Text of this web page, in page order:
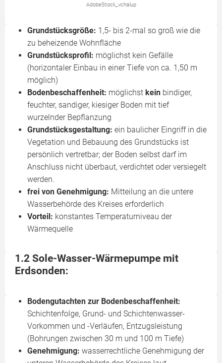
AdobeStock_vchalup
Grundstücksgröße: 1,5- bis 2-mal so groß wie die
zu beheizende Wohnfläche
Grundstücksprofil: möglichst kein Gefälle
(horizontaler Einbau in einer Tiefe von ca. 1,50 m
möglich)
Bodenbeschaffenheit: möglichst kein bindiger,
feuchter, sandiger, kiesiger Boden mit tief
wurzelnder Bepflanzung
Grundstücksgestaltung: ein baulicher Eingriff in die
Vegetation und Bebauung des Grundstücks ist
persönlich vertretbar; der Boden selbst darf im
Anschluss nicht überbaut, verdichtet oder versiegelt
werden.
frei von Genehmigung: Mitteilung an die untere
Wasserbehörde des Kreises erforderlich
Vorteil: konstantes Temperaturniveau der
Wärmequelle
1.2 Sole-Wasser-Wärmepumpe mit
Erdsonden:
Bodengutachten zur Bodenbeschaffenheit:
Schichtenfolge, Grund- und Schichtenwasser-
Vorkommen und -Verläufen, Entzugsleistung
(Bohrungen zwischen 30 m und 100 m Tiefe)
Genehmigung: wasserrechtliche Genehmigung der